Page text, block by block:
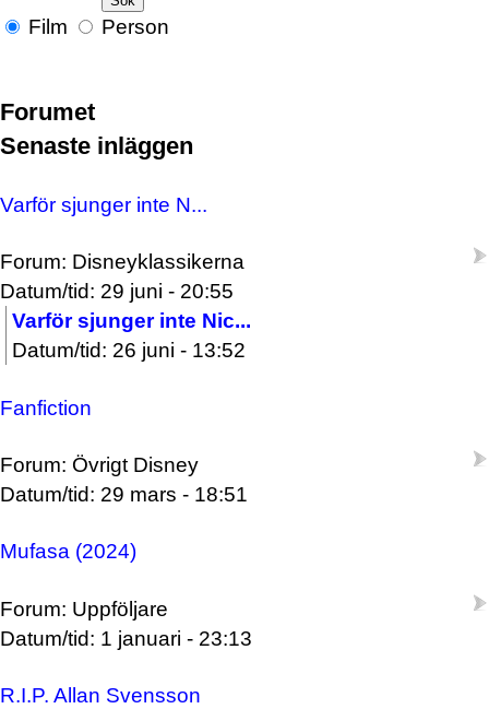
Film Person
Forumet
Senaste inläggen
Varför sjunger inte N...
Forum: Disneyklassikerna
Datum/tid: 29 juni - 20:55
Varför sjunger inte Nic...
Datum/tid: 26 juni - 13:52
Fanfiction
Forum: Övrigt Disney
Datum/tid: 29 mars - 18:51
Mufasa (2024)
Forum: Uppföljare
Datum/tid: 1 januari - 23:13
R.I.P. Allan Svensson